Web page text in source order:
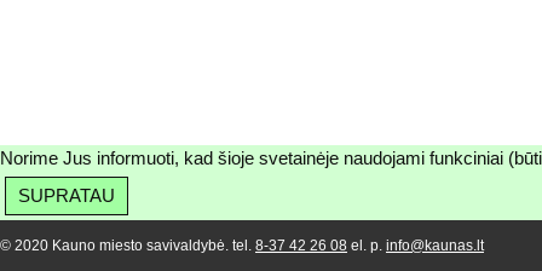
Norime Jus informuoti, kad šioje svetainėje naudojami funkciniai
SUPRATAU
© 2020 Kauno miesto savivaldybė. tel. 8-37 42 26 08 el. p. info@kaunas.lt